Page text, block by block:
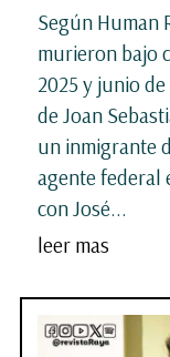
Según Human
murieron bajo
2025 y junio
de Joan
un inmigrante
agente federal
con José...
leer mas